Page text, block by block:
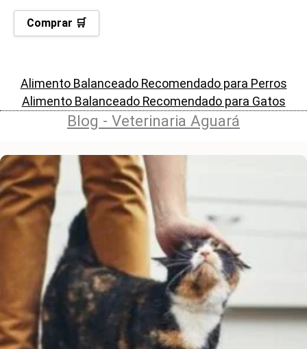
Comprar 🛒
Alimento Balanceado Recomendado para Perros
Alimento Balanceado Recomendado para Gatos
Blog - Veterinaria Aguará